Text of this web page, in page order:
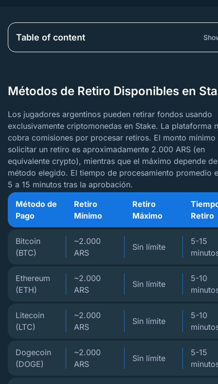
Table of content
Métodos de Retiro Disponibles en
Los jugadores argentinos pueden retirar fondos usando
exclusivamente criptomonedas en Stake. La plataforma
cobra comisiones por procesar retiros. El monto mínimo
solicitar un retiro es aproximadamente 2.000 ARS (en
equivalente crypto), mientras que el máximo depende
método elegido. El tiempo de procesamiento promedio
5 a 15 minutos tras la aprobación.
Método de
Pago
Retiro
Mínimo
Retiro
Máximo
Retiro
Bitcoin
(BTC)
~2.000
ARS
Sin límite
5-15
Ethereum
(ETH)
~2.000
ARS
Sin límite
5-10
Litecoin
(LTC)
~2.000
ARS
Sin límite
5-10
Dogecoin
(DOGE)
~2.000
ARS
Sin límite
5-15